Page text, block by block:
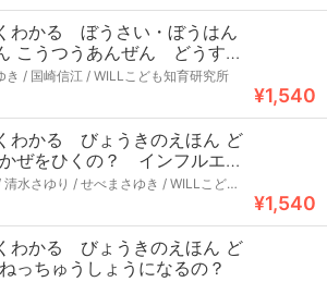
わかる ぼうさい・ぼうはん
こうつうあんぜん どうする
き / 国崎信江 / WILLこども知育研究所
¥1,540
わかる びょうきのえほん ど
ぜをひくの？ インフルエン
の？
水さゆり / せべまさゆき / WILLこども
¥1,540
わかる びょうきのえほん ど
っちゅうしょうになるの？